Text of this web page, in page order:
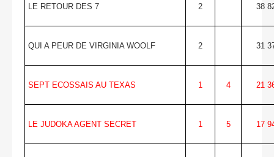
LE RETOUR DES 7 2 38
QUI A PEUR DE VIRGINIA WOOLF 2 31
SEPT ECOSSAIS AU TEXAS 1 4 21
LE JUDOKA AGENT SECRET 1 5 17